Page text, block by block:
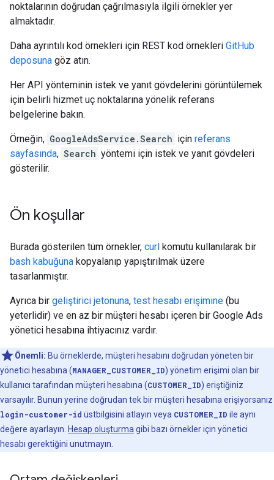
noktalarının doğrudan çağrılmasıyla ilgili örnekler yer
almaktadır.
Daha ayrıntılı kod örnekleri için REST kod örnekleri GitHub
deposuna göz atın.
Her API yönteminin istek ve yanıt gövdelerini görüntülemek
için belirli hizmet uç noktalarına yönelik referans
belgelerine bakın.
Örneğin, GoogleAdsService.Search için referans
sayfasında, Search yöntemi için istek ve yanıt gövdeleri
gösterilir.
Ön koşullar
Burada gösterilen tüm örnekler, curl komutu kullanılarak bir
bash kabuğuna kopyalanıp yapıştırılmak üzere
tasarlanmıştır.
Ayrıca bir geliştirici jetonuna, test hesabı erişimine (bu
yeterlidir) ve en az bir müşteri hesabı içeren bir Google Ads
yönetici hesabına ihtiyacınız vardır.
Önemli: Bu örneklerde, müşteri hesabını doğrudan yöneten bir
yönetici hesabına (MANAGER_CUSTOMER_ID) yönetim erişimi olan bir
kullanıcı tarafından müşteri hesabına (CUSTOMER_ID) eriştiğiniz
varsayılır. Bunun yerine doğrudan tek bir müşteri hesabına erişiyorsanız
login-customer-id üstbilgisini atlayın veya CUSTOMER_ID ile aynı
değere ayarlayın. Hesap oluşturma gibi bazı örnekler için yönetici
hesabı gerektiğini unutmayın.